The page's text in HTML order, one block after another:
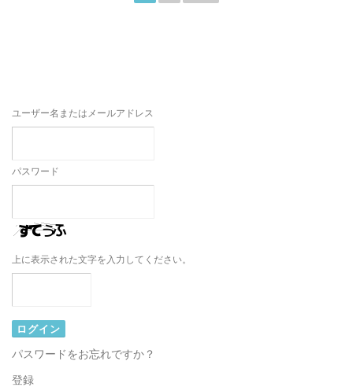
り
ユーザー名またはメールアドレス
パスワード
上に表示された文字を入力してください。
パスワードをお忘れですか？
登録